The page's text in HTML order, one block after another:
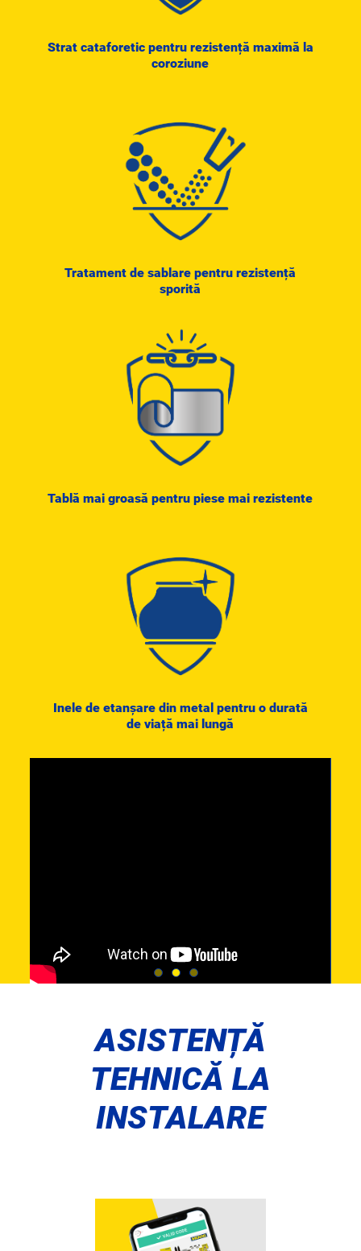
Strat cataforetic pentru rezistență maximă la
coroziune
Tratament de sablare pentru rezistență
sporită
Tablă mai groasă pentru piese mai rezistente
Inele de etanșare din metal pentru o durată
de viață mai lungă
ASISTENȚĂ
TEHNICĂ LA
INSTALARE